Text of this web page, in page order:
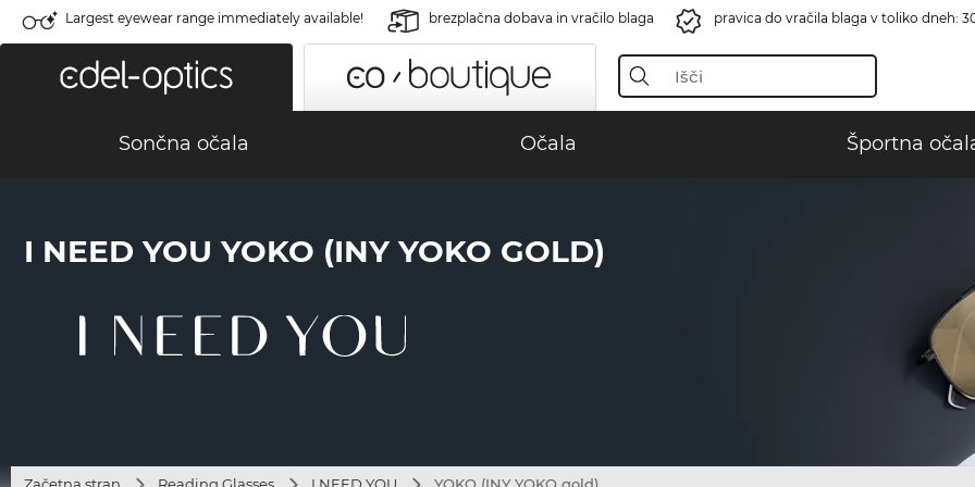
Largest eyewear range immediately available! brezplačna dobava in vračilo blaga pravica do vračila blaga v toliko dneh:
Sončna očala Očala Športna
I NEED YOU YOKO (INY YOKO GOLD)